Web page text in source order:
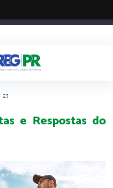
23
e Respostas do